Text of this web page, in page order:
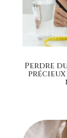
Perdre